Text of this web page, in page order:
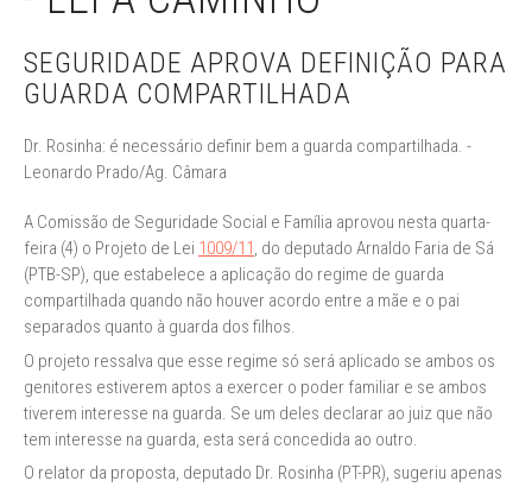
SEGURIDADE APROVA DEFINIÇÃO PARA
GUARDA COMPARTILHADA
Dr. Rosinha: é necessário definir bem a guarda compartilhada. -
Leonardo Prado/Ag. Câmara
A Comissão de Seguridade Social e Família aprovou nesta quarta-
feira (4) o Projeto de Lei 1009/11, do deputado Arnaldo Faria de Sá
(PTB-SP), que estabelece a aplicação do regime de guarda
compartilhada quando não houver acordo entre a mãe e o pai
separados quanto à guarda dos filhos.
O projeto ressalva que esse regime só será aplicado se ambos os
genitores estiverem aptos a exercer o poder familiar e se ambos
tiverem interesse na guarda. Se um deles declarar ao juiz que não
tem interesse na guarda, esta será concedida ao outro.
O relator da proposta, deputado Dr. Rosinha (PT-PR), sugeriu apenas